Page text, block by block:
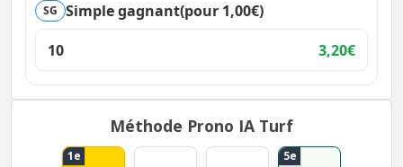
SG Simple gagnant(pour 1,00€)
10
3,20€
Méthode Prono IA Turf
1e 5e